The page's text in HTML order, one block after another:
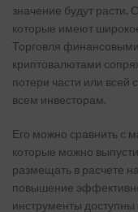
значение будут
которые имеют
Торговля
криптовалютами
потери части или всей
всем инвесторам.
Его можно сравнить с
которые можно
размещать в расчете
повышение
инструменты доступны